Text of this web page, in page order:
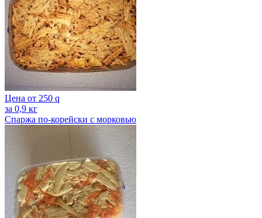
Цена от 250 q
за 0,9 кг
Спаржа по-корейски с морковью